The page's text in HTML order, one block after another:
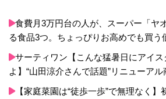
食費月3万円台の人が、スーパー「ヤ
る食品3つ。ちょっぴりお高めでも買う
サーティワン【こんな猛暑日にアイ
よ】“山田涼介さんで話題”リニューアル
【家庭菜園は“徒歩一歩”で無理なく】